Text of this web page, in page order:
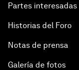
Partes interesadas
Historias del Foro
Notas de prensa
Galería de fotos